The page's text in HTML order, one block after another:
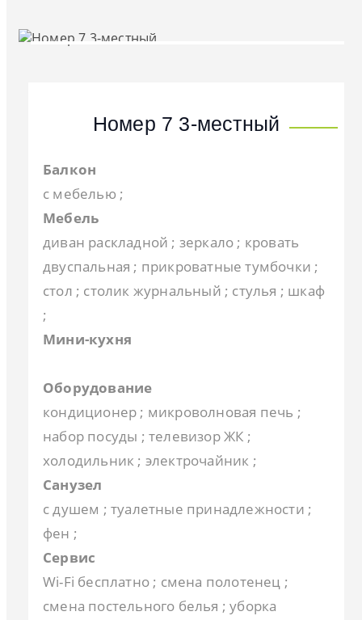
Номер 7 3-местный
Балкон
с мебелью ;
Мебель
диван раскладной ; зеркало ; кровать
двуспальная ; прикроватные тумбочки ;
стол ; столик журнальный ; стулья ; шкаф
;
Мини-кухня
Оборудование
кондиционер ; микроволновая печь ;
набор посуды ; телевизор ЖК ;
холодильник ; электрочайник ;
Санузел
с душем ; туалетные принадлежности ;
фен ;
Сервис
Wi-Fi бесплатно ; смена полотенец ;
смена постельного белья ; уборка